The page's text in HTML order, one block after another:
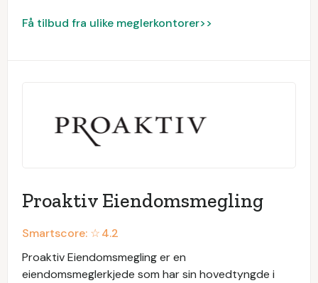
Få tilbud fra ulike meglerkontorer>>
Proaktiv Eiendomsmegling
Smartscore: ☆4.2
Proaktiv Eiendomsmegling er en
eiendomsmeglerkjede som har sin hovedtyngde i